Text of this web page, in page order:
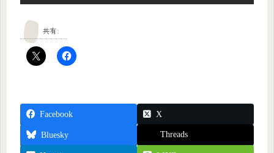
共有:
Facebook X
Bluesky Threads